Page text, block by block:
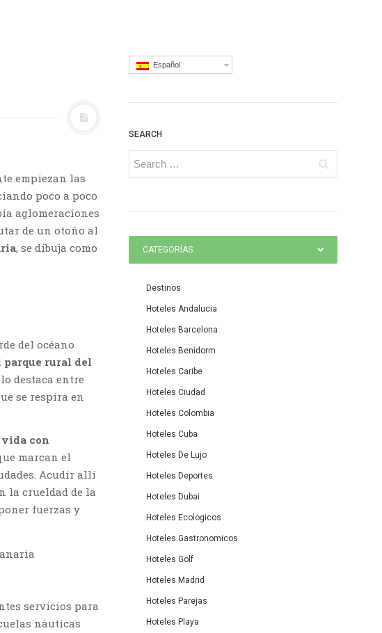
empiezan las
poco a poco
aglomeraciones
de un otoño al
, se dibuja como
del océano
parque rural del
destaca entre
se respira en
vida con
marcan el
Acudir allí
la crueldad de la
fuerzas y
servicios para
náuticas
Español
SEARCH
CATEGORÍAS
Destinos
Hoteles Andalucia
Hoteles Barcelona
Hoteles Benidorm
Hoteles Caribe
Hoteles Ciudad
Hoteles Colombia
Hoteles Cuba
Hoteles De Lujo
Hoteles Deportes
Hoteles Dubai
Hoteles Ecologicos
Hoteles Gastronomicos
Hoteles Golf
Hoteles Madrid
Hoteles Parejas
Hoteles Playa